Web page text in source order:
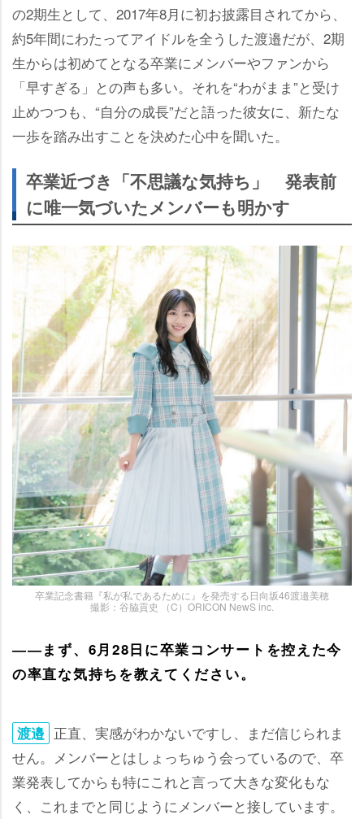
の2期生として、2017年8月に初お披露目されてから、
約5年間にわたってアイドルを全うした渡邉だが、2期
生からは初めてとなる卒業にメンバーやファンから
「早すぎる」との声も多い。それを“わがまま”と受け
止めつつも、“自分の成長”だと語った彼女に、新たな
一歩を踏み出すことを決めた心中を聞いた。
卒業近づき「不思議な気持ち」 発表前
に唯一気づいたメンバーも明かす
卒業記念書籍『私が私であるために』を発売する日向坂46渡邉美穂
撮影：谷脇貢史 （C）ORICON NewS inc.
――まず、6月28日に卒業コンサートを控えた今
の率直な気持ちを教えてください。
渡邉 正直、実感がわかないですし、まだ信じられま
せん。メンバーとはしょっちゅう会っているので、卒
業発表してからも特にこれと言って大きな変化もな
く、これまでと同じようにメンバーと接しています。